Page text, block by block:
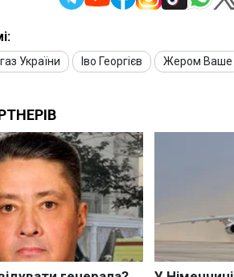
України Іво Георгієв Жером Ваше